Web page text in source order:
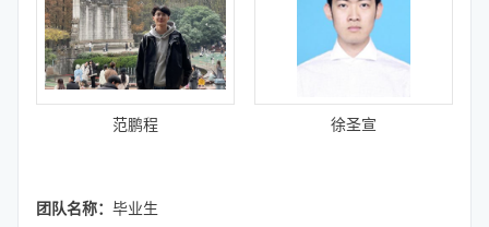
范鹏程 徐圣宣
团队名称： 毕业生